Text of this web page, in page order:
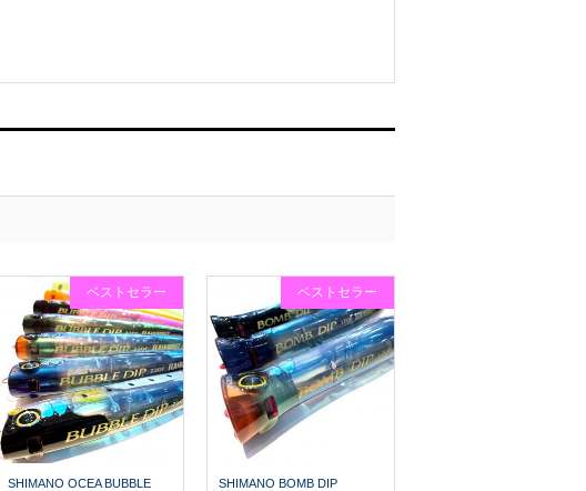
SHIMANO OCEA BUBBLE
ベストセラー
SHIMANO BOMB DIP
ベストセラー